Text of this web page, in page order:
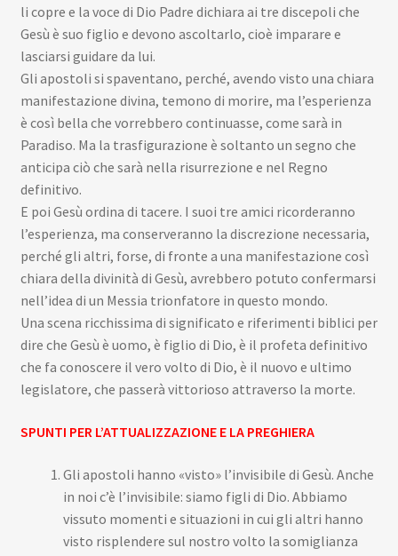
li copre e la voce di Dio Padre dichiara ai tre discepoli che
Gesù è suo figlio e devono ascoltarlo, cioè imparare e
lasciarsi guidare da lui.
Gli apostoli si spaventano, perché, avendo visto una chiara
manifestazione divina, temono di morire, ma l’esperienza
è così bella che vorrebbero continuasse, come sarà in
Paradiso. Ma la trasfigurazione è soltanto un segno che
anticipa ciò che sarà nella risurrezione e nel Regno
definitivo.
E poi Gesù ordina di tacere. I suoi tre amici ricorderanno
l’esperienza, ma conserveranno la discrezione necessaria,
perché gli altri, forse, di fronte a una manifestazione così
chiara della divinità di Gesù, avrebbero potuto confermarsi
nell’idea di un Messia trionfatore in questo mondo.
Una scena ricchissima di significato e riferimenti biblici per
dire che Gesù è uomo, è figlio di Dio, è il profeta definitivo
che fa conoscere il vero volto di Dio, è il nuovo e ultimo
legislatore, che passerà vittorioso attraverso la morte.
SPUNTI PER L’ATTUALIZZAZIONE E LA PREGHIERA
Gli apostoli hanno «visto» l’invisibile di Gesù. Anche
in noi c’è l’invisibile: siamo figli di Dio. Abbiamo
vissuto momenti e situazioni in cui gli altri hanno
visto risplendere sul nostro volto la somiglianza